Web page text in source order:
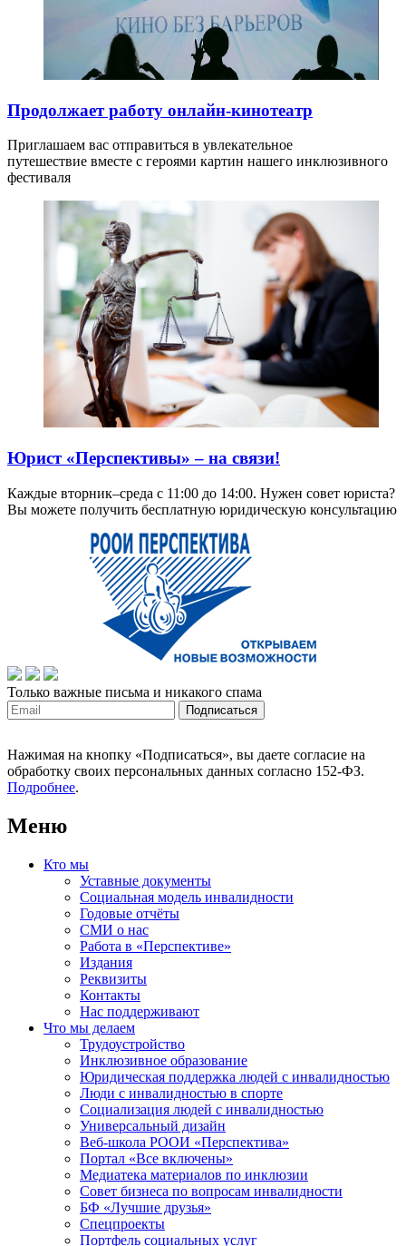
Продолжает работу онлайн-кинотеатр
Приглашаем вас отправиться в увлекательное
путешествие вместе с героями картин нашего инклюзивного
фестиваля
Юрист «Перспективы» – на связи!
Каждые вторник–среда с 11:00 до 14:00. Нужен совет юриста?
Вы можете получить бесплатную юридическую консультацию
Только важные письма и никакого спама
Нажимая на кнопку «Подписаться», вы даете согласие на
обработку своих персональных данных согласно 152-ФЗ.
Подробнее.
Меню
Кто мы
Уставные документы
Социальная модель инвалидности
Годовые отчёты
СМИ о нас
Работа в «Перспективе»
Издания
Реквизиты
Контакты
Нас поддерживают
Что мы делаем
Трудоустройство
Инклюзивное образование
Юридическая поддержка людей с инвалидностью
Люди с инвалидностью в спорте
Социализация людей с инвалидностью
Универсальный дизайн
Веб-школа РООИ «Перспектива»
Портал «Все включены»
Медиатека материалов по инклюзии
Совет бизнеса по вопросам инвалидности
БФ «Лучшие друзья»
Спецпроекты
Портфель социальных услуг